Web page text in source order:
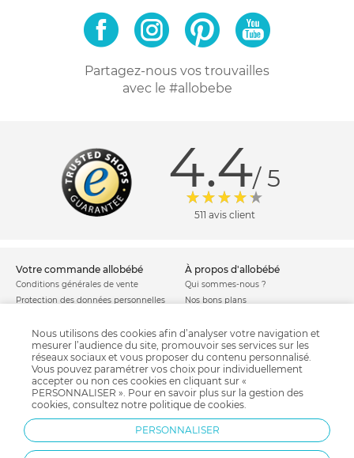
Partagez-nous vos trouvailles
avec le #allobebe
4.4/ 5
511 avis client
votre commande allobébé
Conditions générales de vente
Protection des données personnelles
Politique de cookies
Modes de livraison
Moyens de paiement
Garantie stock & produit
Satisfait ou remboursé
à propos d'allobébé
Qui sommes-nous ?
Nos bons plans
Mentions légales
Comment se protéger du phishing ?
Soldes allobébé
allobébé vous recommande
Sites et partenaires
les plus d'allobébé
Liste de naissance
Nous utilisons des cookies afin d’analyser votre navigation et
mesurer l’audience du site, promouvoir ses services sur les
réseaux sociaux et vous proposer du contenu personnalisé.
Vous pouvez paramétrer vos choix pour individuellement
accepter ou non ces cookies en cliquant sur «
PERSONNALISER ». Pour en savoir plus sur la gestion des
cookies, consultez notre politique de cookies.
PERSONNALISER